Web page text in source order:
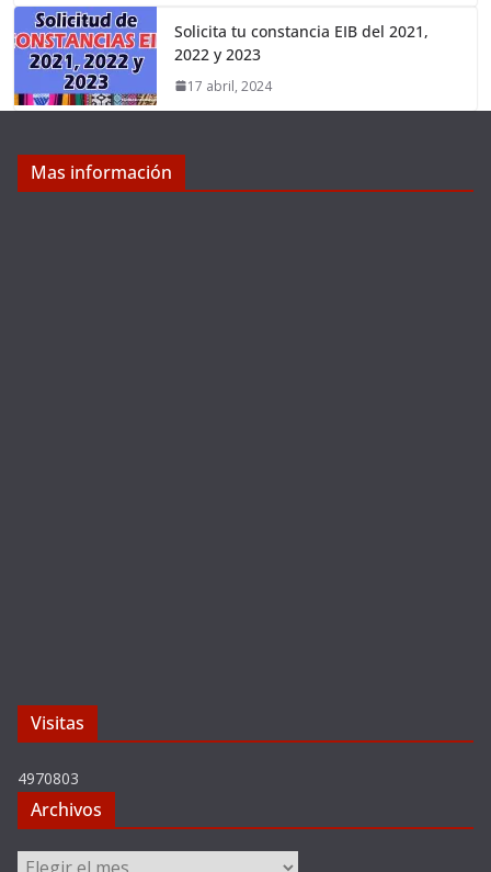
Solicita tu constancia EIB del 2021,
2022 y 2023
17 abril, 2024
Mas información
Visitas
4970803
Archivos
Archivos